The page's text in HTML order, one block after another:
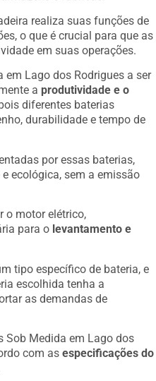
realiza suas funções de
o que é crucial para que as
em suas operações.
em Lago dos Rodrigues a ser
a produtividade e o
diferentes baterias
durabilidade e tempo de
por essas baterias,
ecológica, sem a emissão
o motor elétrico,
para o levantamento e
tipo específico de bateria, e
escolhida tenha a
as demandas de
Sob Medida em Lago dos
com as especificações do